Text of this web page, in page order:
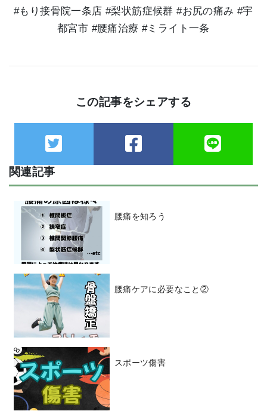
#もり接骨院一条店 #梨状筋症候群 #お尻の痛み #宇
都宮市 #腰痛治療 #ミライト一条
この記事をシェアする
関連記事
腰痛を知ろう
腰痛ケアに必要なこと②
スポーツ傷害